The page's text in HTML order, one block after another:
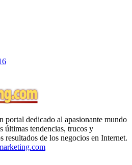
portal dedicado al apasionante mundo
tendencias, trucos y
resultados de los negocios en Internet.